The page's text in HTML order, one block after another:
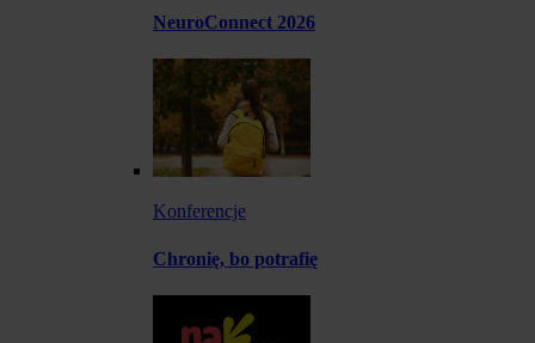
NeuroConnect 2026
Konferencje
Chronię, bo potrafię